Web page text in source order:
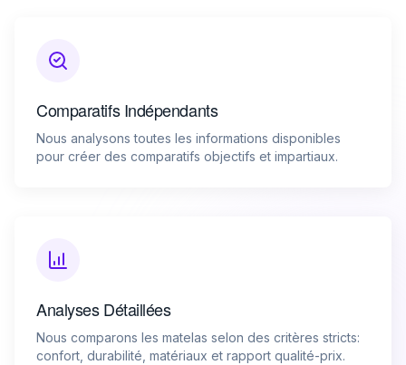
Comparatifs Indépendants
Nous analysons toutes les informations disponibles
pour créer des comparatifs objectifs et impartiaux.
Analyses Détaillées
Nous comparons les matelas selon des critères stricts:
confort, durabilité, matériaux et rapport qualité-prix.